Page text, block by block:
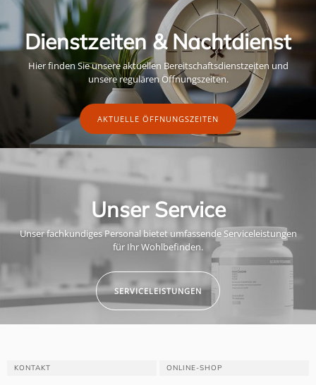
Dienstzeiten & Nachtdienst
Hier finden Sie unsere aktuellen Bereitschaftsdienstzeiten und
unsere regulären Öffnungszeiten.
AKTUELLE ÖFFNUNGSZEITEN
Unser Service
Unser fachkundiges Personal bietet umfassende Serviceleistungen
für Ihr Wohlbefinden.
SERVICELEISTUNGEN
KONTAKT ONLINE-SHOP